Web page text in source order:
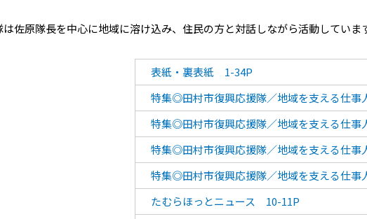
佐原隊長を中心に地域に溶け込み、住民の方と対話しながら活動してい
表紙・裏表紙 1-34P
特集◎田村市復興応援隊／地域を支える仕
特集◎田村市復興応援隊／地域を支える仕
特集◎田村市復興応援隊／地域を支える仕
特集◎田村市復興応援隊／地域を支える仕
たむらほっとニュース 10-11P